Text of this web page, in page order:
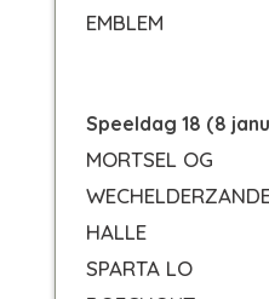
EMBLEM
Speeldag 18 (8
MORTSEL OG
HALLE
SPARTA LO